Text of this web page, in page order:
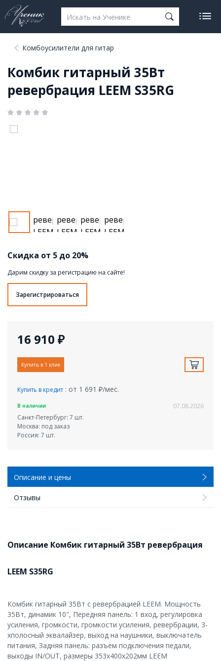
Комбоусилители для гитар
Комбик гитарный 35Вт
ревербрация LEEM S35RG
Скидка от 5 до 20%
Дарим скидку за регистрацию на сайте!
Зарегистрироваться
16 910 ₽
Купить в 1 клик
Купить в кредит : от 1 691 ₽/мес.
В наличии
07.08.2026
Санкт-Петербург: 7 шт.
Москва: под заказ
Россия: 7 шт.
Описание и цены
Отзывы
Описание Комбик гитарный 35Вт ревербрация
LEEM S35RG
Комбик гитарный 35Вт c ревербрацией LEEM. Мощность
35Вт, динамик 10", Передняя панель: 1 вход, регулировка
усиления, громкости, громкости усиления, ревербрации, 3-
хполосный эквалайзер, выход на наушники, выключатель
питания, Задняя панель: разъем подключения педали,
выходы IN/OUT, размеры 353х400х202мм LEEM